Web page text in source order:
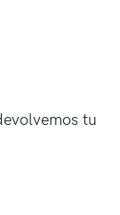
tu